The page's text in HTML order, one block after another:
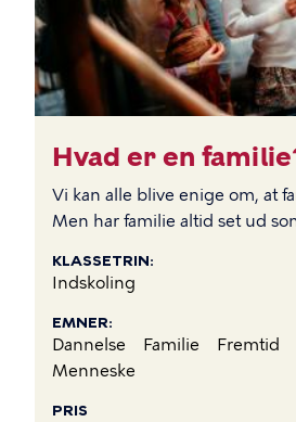
Hvad er en
Vi kan alle blive enige om, at
Men har familie altid set ud
KLASSETRIN
Indskoling
EMNER
Dannelse Familie Fremtid
Menneske
PRIS